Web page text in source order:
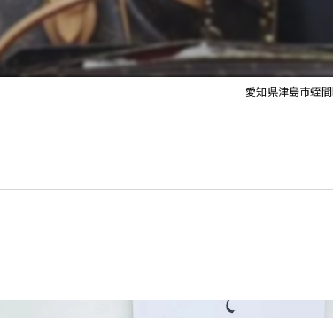
愛知県津島市蛭